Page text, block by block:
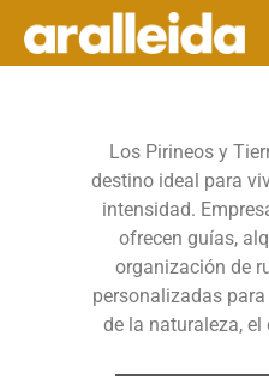
Los Pirineos y
destino ideal para
intensidad.
ofrecen guías,
organización de
personalizadas
de la naturaleza, el